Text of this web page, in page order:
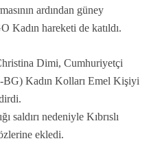
ardından güney
Kadın hareketi de katıldı.
Dimi, Cumhuriyetçi
-BG) Kadın Kolları Emel Kişiyi
saldırı nedeniyle Kıbrıslı
ekledi.